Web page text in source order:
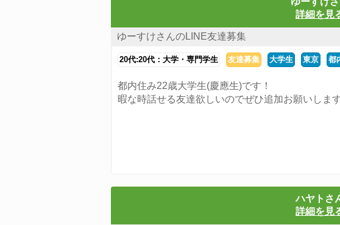
詳細を見
ゆーすけさんのLINE友達募集
20代:20代：大学・専門学生 友達募集 大学生 東京 都
都内住み22歳大学生(慶應生)です！
暇な時話せる友達欲しいのでぜひ追加お願いします
ハヤトさ
詳細を見